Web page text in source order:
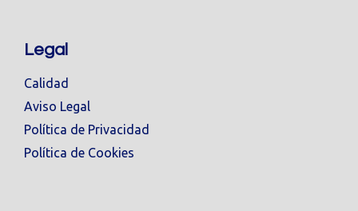
Legal
Calidad
Aviso Legal
Política de Privacidad
Política de Cookies